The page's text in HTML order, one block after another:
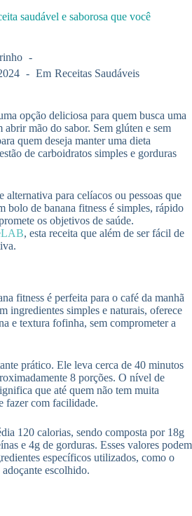
saudável e saborosa que você
Em Receitas Saudáveis
opção deliciosa para quem busca uma
abrir mão do sabor. Sem glúten e sem
quem deseja manter uma dieta
de carboidratos simples e gorduras
alternativa para celíacos ou pessoas que
bolo de banana fitness é simples, rápido
os objetivos de saúde.
, esta receita que além de ser fácil de
fitness é perfeita para o café da manhã
ingredientes simples e naturais, oferece
e textura fofinha, sem comprometer a
prático. Ele leva cerca de 40 minutos
8 porções. O nível de
que até quem não tem muita
fazer com facilidade.
120 calorias, sendo composta por 18g
e 4g de gorduras. Esses valores podem
específicos utilizados, como o
escolhido.